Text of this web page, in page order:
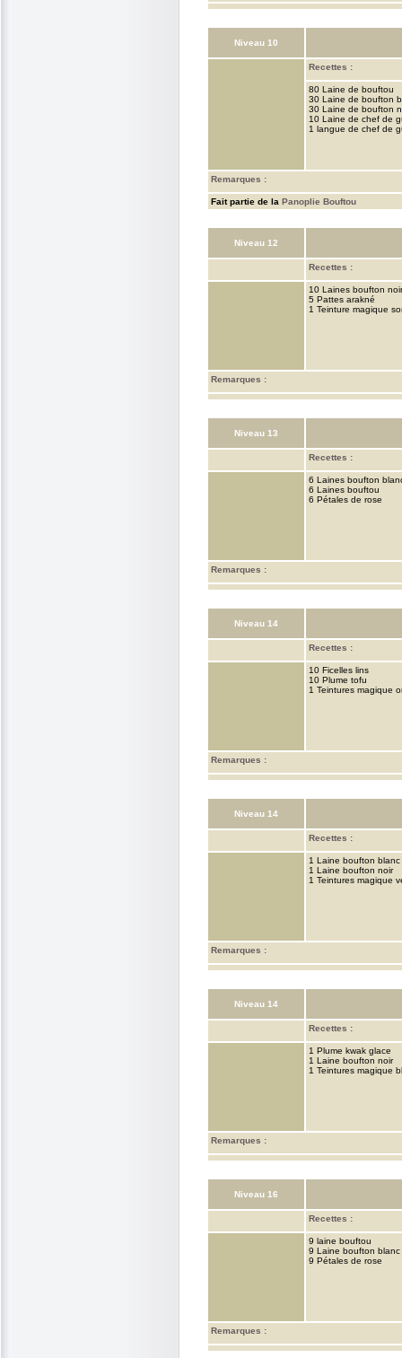
Niveau 10
Recettes :
80 Laine de bouftou
30 Laine de boufton
30 Laine de boufton
10 Laine de chef de
1 langue de chef de
Remarques :
Fait partie de la Panoplie Bouftou
Niveau 12
Recettes :
10 Laines boufton noir
5 Pattes arakné
1 Teinture magique
Remarques :
Niveau 13
Recettes :
6 Laines boufton
6 Laines bouftou
6 Pétales de rose
Remarques :
Niveau 14
Recettes :
10 Ficelles lins
10 Plume tofu
1 Teintures magique
Remarques :
Niveau 14
Recettes :
1 Laine boufton blanc
1 Laine boufton noir
1 Teintures magique
Remarques :
Niveau 14
Recettes :
1 Plume kwak glace
1 Laine boufton noir
1 Teintures magique
Remarques :
Niveau 16
Recettes :
9 laine bouftou
9 Laine boufton blanc
9 Pétales de rose
Remarques :